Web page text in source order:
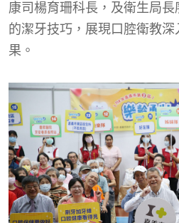
康司楊育珊科長，及衛生局
的潔牙技巧，展現口腔衛教
果。